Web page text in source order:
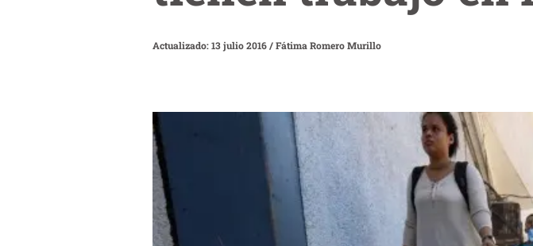
Actualizado: 13 julio 2016/Fátima Romero Murillo